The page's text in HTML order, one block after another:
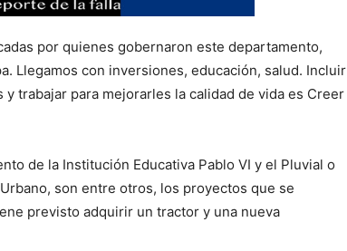
por quienes gobernaron este departamento,
Llegamos con inversiones, educación, salud. Incluir
trabajar para mejorarles la calidad de vida es Creer
de la Institución Educativa Pablo VI y el Pluvial o
son entre otros, los proyectos que se
previsto adquirir un tractor y una nueva